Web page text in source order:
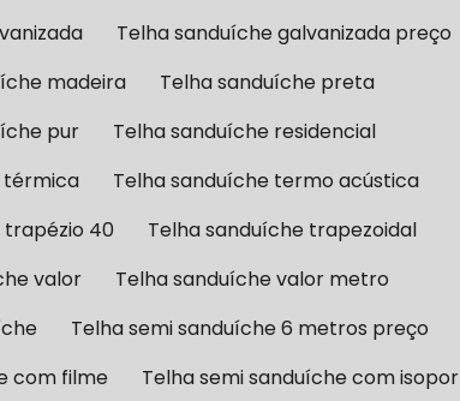
Telha sanduíche galvanizada preço
madeira
Telha sanduíche preta
pur
Telha sanduíche residencial
térmica
Telha sanduíche termo acústica
trapézio 40
Telha sanduíche trapezoidal
valor
Telha sanduíche valor metro
Telha semi sanduíche 6 metros preço
com filme
Telha semi sanduíche com isopor